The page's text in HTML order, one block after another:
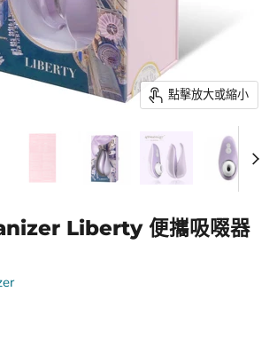
點擊放大或縮小
Liberty 便攜吸啜器